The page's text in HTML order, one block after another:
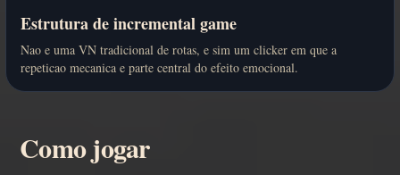
Estrutura de incremental game
Nao e uma VN tradicional de rotas, e sim um clicker em que a
repeticao mecanica e parte central do efeito emocional.
Como jogar